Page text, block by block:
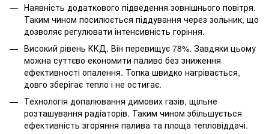
Наявність додаткового підведення зовнішнього повітря.
Таким чином посилюється піддування через зольник, що
дозволяє регулювати інтенсивність горіння.
Високий рівень ККД. Він перевищує 78%. Завдяки цьому
можна суттєво економити паливо без зниження
ефективності опалення. Топка швидко нагрівається,
довго зберігає тепло і не остигає.
Технологія допалювання димових газів, щільне
розташування радіаторів. Таким чином збільшується
ефективність згоряння палива та площа тепловіддачі.